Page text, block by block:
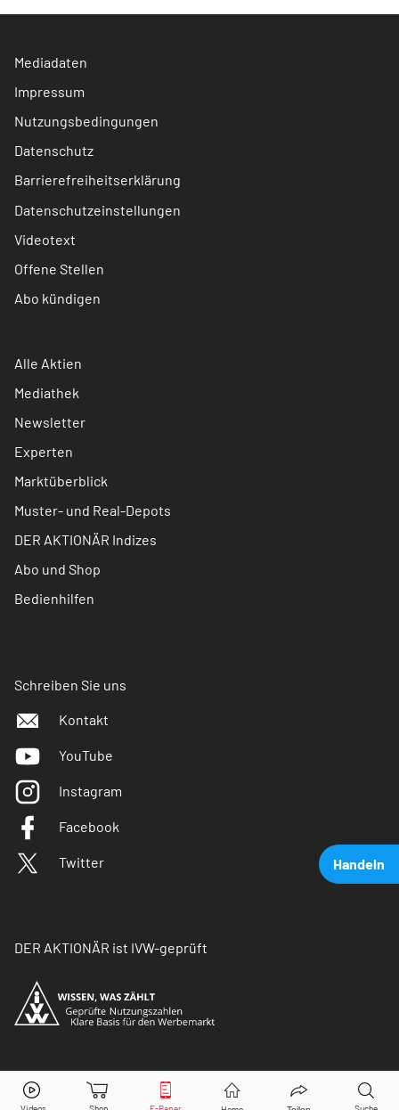
Handeln
Redcare Pharmacy Aktie jetzt handeln?
Mediadaten
Impressum
Nutzungsbedingungen
Datenschutz
Barrierefreiheitserklärung
Datenschutzeinstellungen
Videotext
Offene Stellen
Abo kündigen
Alle Aktien
Mediathek
Newsletter
Experten
Marktüberblick
Muster- und Real-Depots
DER AKTIONÄR Indizes
Abo und Shop
Bedienhilfen
Schreiben Sie uns
Kontakt
YouTube
Instagram
Facebook
Twitter
DER AKTIONÄR ist IVW-geprüft
© Copyright 2026 Börsenmedien AG. Alle Rechte